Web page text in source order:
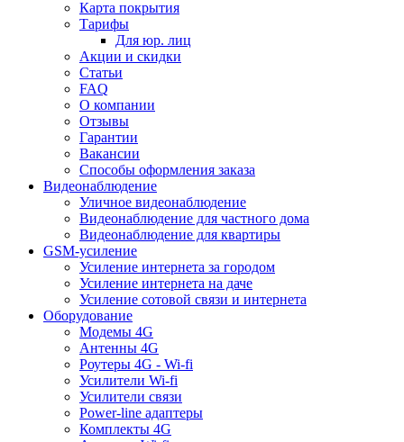
Карта покрытия
Тарифы
Для юр. лиц
Акции и скидки
Статьи
FAQ
О компании
Отзывы
Гарантии
Вакансии
Способы оформления заказа
Видеонаблюдение
Уличное видеонаблюдение
Видеонаблюдение для частного дома
Видеонаблюдение для квартиры
GSM-усиление
Усиление интернета за городом
Усиление интернета на даче
Усиление сотовой связи и интернета
Оборудование
Модемы 4G
Антенны 4G
Роутеры 4G - Wi-fi
Усилители Wi-fi
Усилители связи
Power-line адаптеры
Комплекты 4G